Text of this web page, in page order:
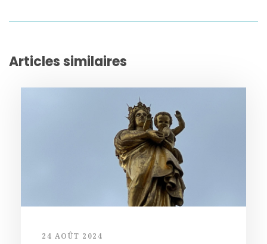
Articles similaires
24 AOÛT 2024